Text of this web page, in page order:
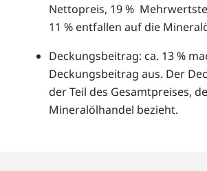
Nettopreis, 19 %
11 % entfallen auf die
Deckungsbeitrag: ca. 13 %
Deckungsbeitrag aus. Der
der Teil des Gesamtpreises,
Mineralölhandel bezieht.